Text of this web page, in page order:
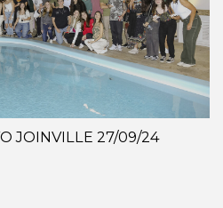
JOINVILLE 27/09/24